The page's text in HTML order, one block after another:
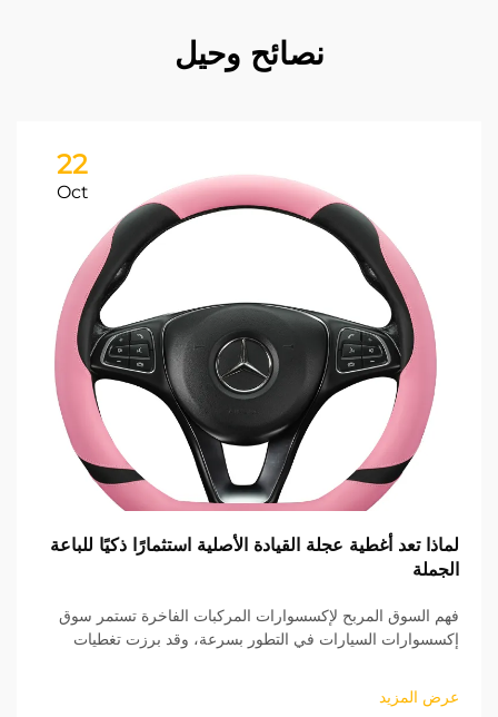
نصائح وحيل
22
Oct
لماذا تعد أغطية عجلة القيادة الأصلية استثمارًا ذكيًا للباعة
الجملة
فهم السوق المربح لإكسسوارات المركبات الفاخرة تستمر سوق
إكسسوارات السيارات في التطور بسرعة، وقد برزت تغطيات
للبائعين بالجملة. هذه المنتجات عالية الجودة...
عرض المزيد